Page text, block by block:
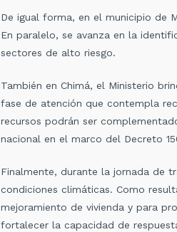
De igual forma, en el municipio de
En paralelo, se avanza en la
sectores de alto riesgo.
También en Chimá, el Ministerio
fase de atención que contempla
recursos podrán ser
nacional en el marco del Decreto
Finalmente, durante la jornada de
condiciones climáticas. Como
mejoramiento de vivienda y para
fortalecer la capacidad de